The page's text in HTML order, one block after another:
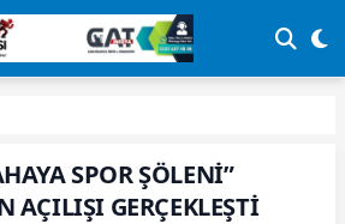
SPOR ŞÖLENİ”
AÇILIŞI GERÇEKLEŞTİ